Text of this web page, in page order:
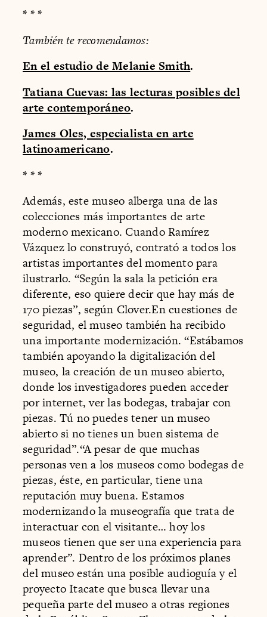
* * *
También te recomendamos:
En el estudio de Melanie Smith.
Tatiana Cuevas: las lecturas posibles del
arte contemporáneo.
James Oles, especialista en arte
latinoamericano.
* * *
Además, este museo alberga una de las
colecciones más importantes de arte
moderno mexicano. Cuando Ramírez
Vázquez lo construyó, contrató a todos los
artistas importantes del momento para
ilustrarlo. “Según la sala la petición era
diferente, eso quiere decir que hay más de
170 piezas”, según Clover.En cuestiones de
seguridad, el museo también ha recibido
una importante modernización. “Estábamos
también apoyando la digitalización del
museo, la creación de un museo abierto,
donde los investigadores pueden acceder
por internet, ver las bodegas, trabajar con
piezas. Tú no puedes tener un museo
abierto si no tienes un buen sistema de
seguridad”.“A pesar de que muchas
personas ven a los museos como bodegas de
piezas, éste, en particular, tiene una
reputación muy buena. Estamos
modernizando la museografía que trata de
interactuar con el visitante… hoy los
museos tienen que ser una experiencia para
aprender”. Dentro de los próximos planes
del museo están una posible audioguía y el
proyecto Itacate que busca llevar una
pequeña parte del museo a otras regiones